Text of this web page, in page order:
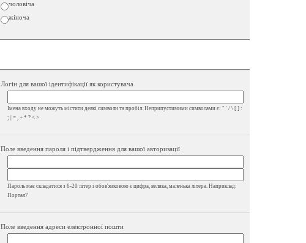
чоловіча
жіноча
Логін для вашої ідентифікації як користувача
Імена входу не можуть містити деякі символи та пробіл. Неприпустимими символами є: " ' / \ [ ] :
; | = , + * ? < >
Поле введення пароля і підтвердження для вашої авторизації
Пароль має складатися з 6-20 літер і обов'язковою є цифра, велика, маленька літера. Наприклад:
Портал7
Поле введення адреси електронної пошти